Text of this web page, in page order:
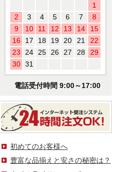
1
2
3 4 5 6 7
8
9
10 11 12 13 14
15
16
17 18 19 20 21
22
23
24 25 26 27 28
29
30 31
電話受付時間 9:00～17:00
初めてのお客様へ
豊富な品揃えと安さの秘密は？